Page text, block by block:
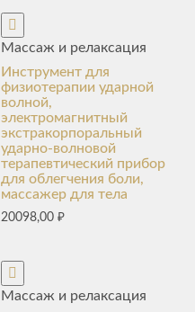
Массаж и релаксация
Инструмент для
физиотерапии ударной
волной,
электромагнитный
экстракорпоральный
ударно-волновой
терапевтический прибор
для облегчения боли,
массажер для тела
20098,00₽
Массаж и релаксация